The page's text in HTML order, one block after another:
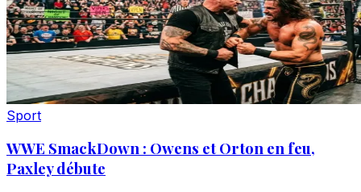
Sport
WWE SmackDown : Owens et Orton en feu,
Paxley débute